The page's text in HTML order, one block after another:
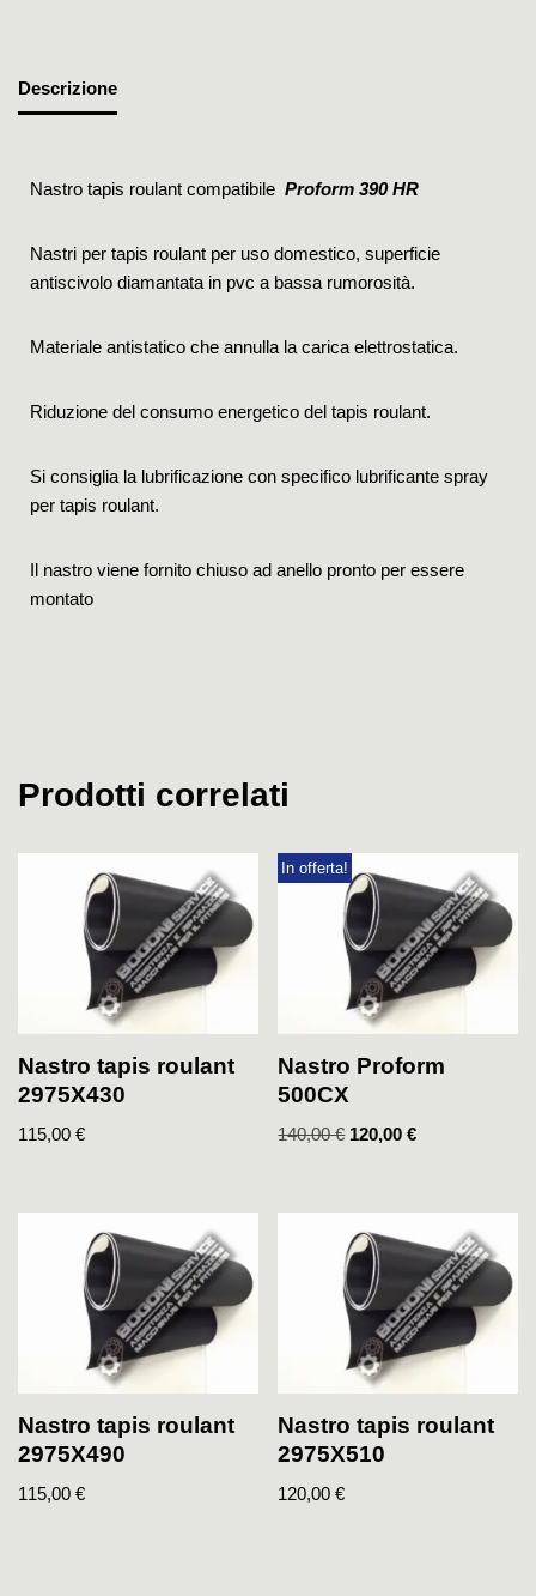
Descrizione
Nastro tapis roulant compatibile Proform 390 HR
Nastri per tapis roulant per uso domestico, superficie
antiscivolo diamantata in pvc a bassa rumorosità.
Materiale antistatico che annulla la carica elettrostatica.
Riduzione del consumo energetico del tapis roulant.
Si consiglia la lubrificazione con specifico lubrificante spray
per tapis roulant.
Il nastro viene fornito chiuso ad anello pronto per essere
montato
Prodotti correlati
Nastro tapis roulant
2975X430
115,00 €
In offerta!
Nastro Proform
500CX
140,00€ 120,00€
Nastro tapis roulant
2975X490
115,00 €
Nastro tapis roulant
2975X510
120,00€